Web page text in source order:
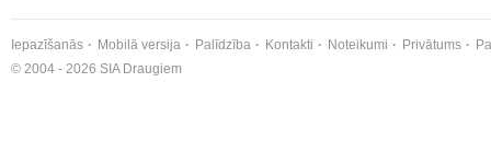
Iepazīšanās Mobilā versija Palīdzība Kontakti Noteikumi Privātums
© 2004 - 2026 SIA Draugiem